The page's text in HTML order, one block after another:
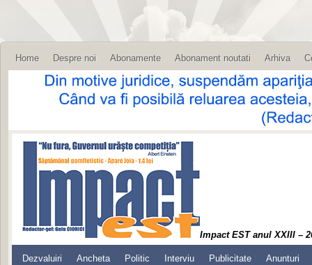
Home Despre noi Abonamente Abonament noutati Arhiva
Impact EST anul XXIII –
Dezvaluiri Ancheta Politic Interviu Publicitate Anunturi